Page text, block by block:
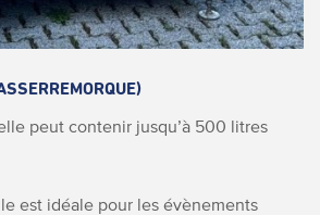
peut contenir jusqu’à 500 litres
est idéale pour les évènements